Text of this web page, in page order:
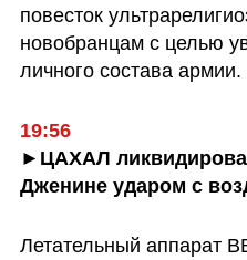
повесток
новобранцам с целью
личного состава армии.
19:56
►ЦАХАЛ
Дженине ударом с
Летательный аппарат